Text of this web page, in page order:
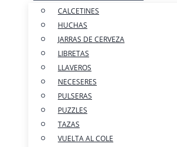
CALCETINES
HUCHAS
JARRAS DE CERVEZA
LIBRETAS
LLAVEROS
NECESERES
PULSERAS
PUZZLES
TAZAS
VUELTA AL COLE